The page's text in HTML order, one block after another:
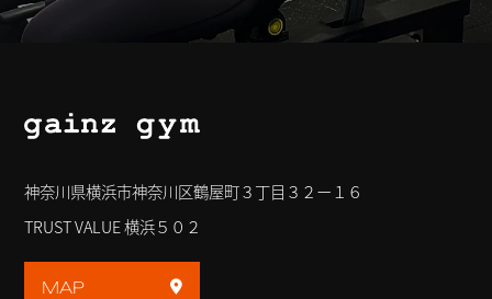
神奈川県横浜市神奈川区鶴屋町３丁目３２ー１６
TRUST VALUE 横浜５０２
MAP